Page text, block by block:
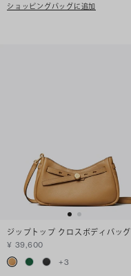
ショッピングバッグに追加
ジップトップ クロスボディバッグ
¥ 39,600
+3